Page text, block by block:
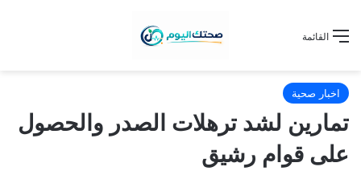
القائمة
اخبار صحية
تمارين لشد ترهلات الصدر والحصول
على قوام رشيق